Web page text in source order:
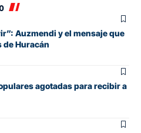
Auzmendi y el mensaje que
de Huracán
agotadas para recibir a